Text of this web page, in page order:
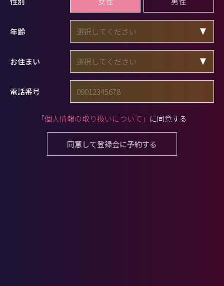
年齢
お住まい
電話番号
「個人情報の取り扱いについて」 に同意する
同意して登録会に予約する